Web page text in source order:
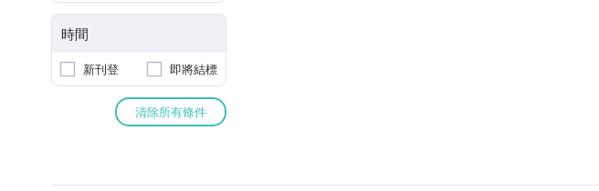
時間
新刊登 即將結標
清除所有條件